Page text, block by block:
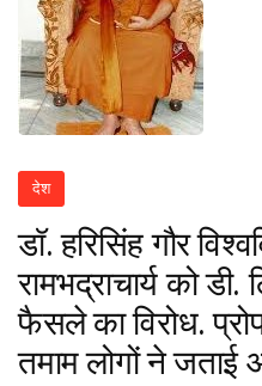
देश
डॉ. हरिसिंह गौर
रामभद्राचार्य को
फैसले का विरोध.
तमाम लोगों ने जताई